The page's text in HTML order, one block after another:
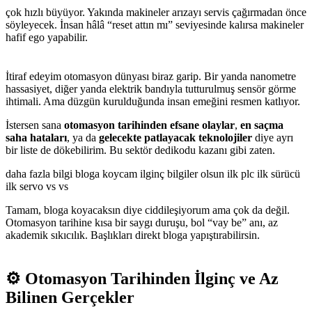
çok hızlı büyüyor. Yakında makineler arızayı servis çağırmadan önce
söyleyecek. İnsan hâlâ “reset attın mı” seviyesinde kalırsa makineler
hafif ego yapabilir.
İtiraf edeyim otomasyon dünyası biraz garip. Bir yanda nanometre
hassasiyet, diğer yanda elektrik bandıyla tutturulmuş sensör görme
ihtimali. Ama düzgün kurulduğunda insan emeğini resmen katlıyor.
İstersen sana otomasyon tarihinden efsane olaylar, en saçma
saha hataları, ya da gelecekte patlayacak teknolojiler diye ayrı
bir liste de dökebilirim. Bu sektör dedikodu kazanı gibi zaten.
daha fazla bilgi bloga koycam ilginç bilgiler olsun ilk plc ilk sürücü
ilk servo vs vs
Tamam, bloga koyacaksın diye ciddileşiyorum ama çok da değil.
Otomasyon tarihine kısa bir saygı duruşu, bol “vay be” anı, az
akademik sıkıcılık. Başlıkları direkt bloga yapıştırabilirsin.
⚙️ Otomasyon Tarihinden İlginç ve Az
Bilinen Gerçekler